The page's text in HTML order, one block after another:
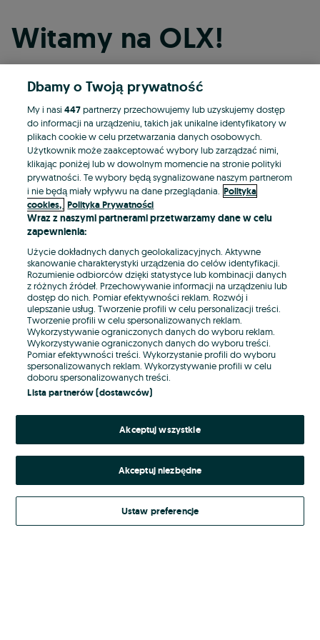
Witamy na OLX!
Kontynuuj przez Facebooka
Kontynuuj przez konto Apple
Kontynuuj przez konto Google
LUB
E-mail
Hasło
Nie pamiętasz hasła?
Zaloguj się
Kontynuując za pośrednictwem jednego z dostawców wskazanych powyżej,
Regulamin serwisuOLX.pl w jego aktualnym brzmieniu.
Dbamy o Twoją prywatność
My i nasi447partnerzy przechowujemy lub uzyskujemy dostęp
do informacji na urządzeniu, takich jak unikalne identyfikatory w
plikach cookie w celu przetwarzania danych osobowych.
Użytkownik może zaakceptować wybory lub zarządzać nimi,
klikając poniżej lub w dowolnym momencie na stronie polityki
prywatności. Te wybory będą sygnalizowane naszym partnerom
i nie będą miały wpływu na dane przeglądania. Polityka
cookies, Polityka Prywatności
Wraz z naszymi partnerami przetwarzamy dane w celu
zapewnienia:
Użycie dokładnych danych geolokalizacyjnych. Aktywne
skanowanie charakterystyki urządzenia do celów identyfikacji.
Rozumienie odbiorców dzięki statystyce lub kombinacji danych
z różnych źródeł. Przechowywanie informacji na urządzeniu lub
dostęp do nich. Pomiar efektywności reklam. Rozwój i
ulepszanie usług. Tworzenie profili w celu personalizacji treści.
Tworzenie profili w celu spersonalizowanych reklam.
Wykorzystywanie ograniczonych danych do wyboru reklam.
Wykorzystywanie ograniczonych danych do wyboru treści.
Pomiar efektywności treści. Wykorzystanie profili do wyboru
spersonalizowanych reklam. Wykorzystywanie profili w celu
doboru spersonalizowanych treści.
Lista partnerów (dostawców)
Akceptuj wszystkie
Akceptuj niezbędne
Ustaw preferencje